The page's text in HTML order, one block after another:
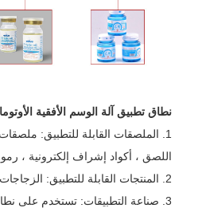
نطاق تطبيق آلة الوسم الأفقية
1. الملصقات القابلة للتطبيق:
اللصق ، أكواد إشراف إلكترونية ،
2. المنتجات القابلة للتطبيق: الزجاجات ، الأنابيب ، الأقلام ، إلخ.
3. صناعة التطبيقات: تستخدم على